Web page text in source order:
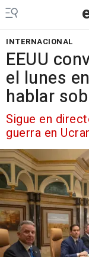
INTERNACIONAL
EEUU
el lunes
hablar
Sigue en
guerra en